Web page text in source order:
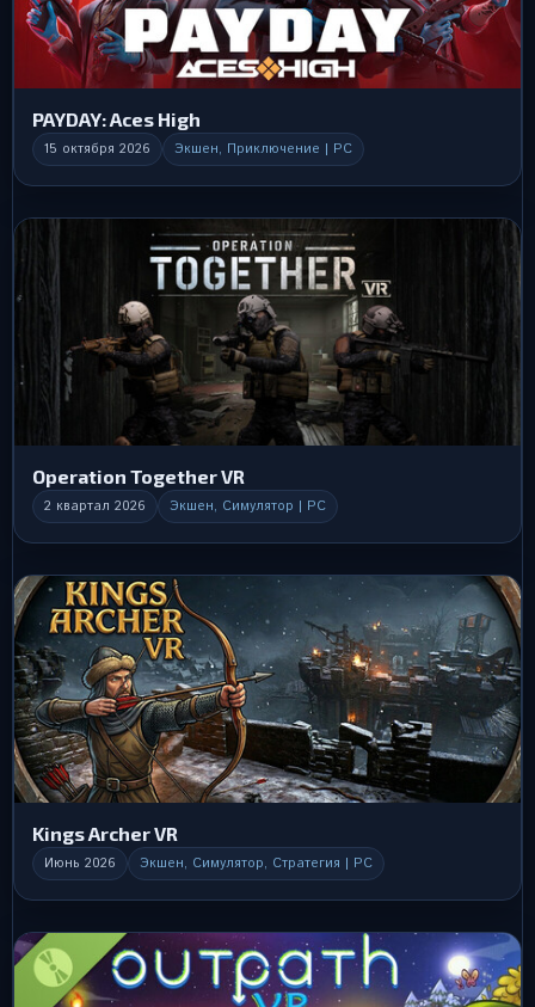
PAYDAY: Aces High
15 октября 2026 Экшен, Приключение | PC
Operation Together VR
2 квартал 2026 Экшен, Симулятор | PC
Kings Archer VR
Июнь 2026 Экшен, Симулятор, Стратегия | PC